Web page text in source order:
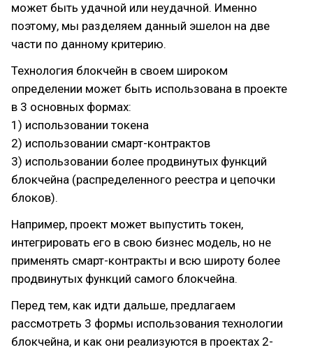
может быть удачной или неудачной. Именно
поэтому, мы разделяем данный эшелон на две
части по данному критерию.
Технология блокчейн в своем широком
определении может быть использована в проекте
в 3 основных формах:
1) использовании токена
2) использовании смарт-контрактов
3) использовании более продвинутых функций
блокчейна (распределенного реестра и цепочки
блоков).
Например, проект может выпустить токен,
интегрировать его в свою бизнес модель, но не
применять смарт-контракты и всю широту более
продвинутых функций самого блокчейна.
Перед тем, как идти дальше, предлагаем
рассмотреть 3 формы использования технологии
блокчейна, и как они реализуются в проектах 2-